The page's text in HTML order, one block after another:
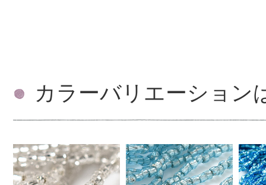
カラーバリエーション